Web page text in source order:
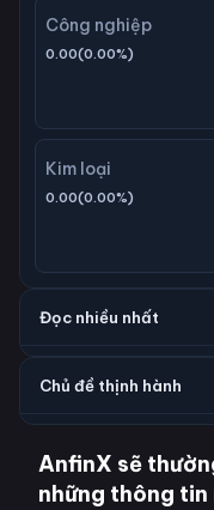
Công nghiệp
0.00(0.00%)
Kim loại
0.00(0.00%)
Đọc nhiều nhất
Chủ đề thịnh hành
AnfinX sẽ
những thông tin